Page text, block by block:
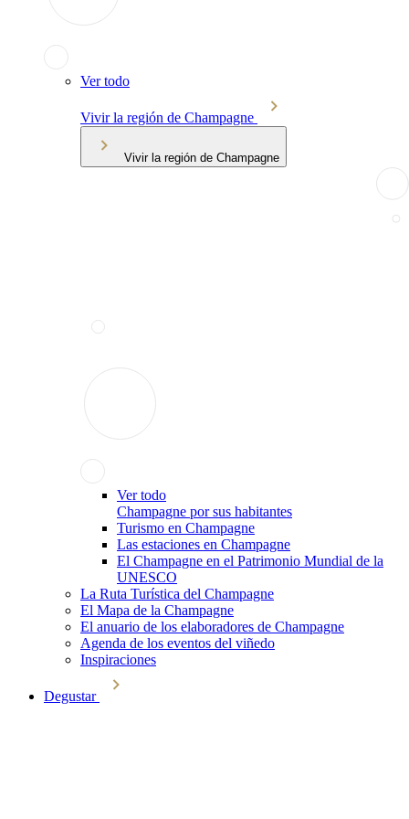
Ver todo
Vivir la región de Champagne
Vivir la región de Champagne
Ver todo
Champagne por sus habitantes
Turismo en Champagne
Las estaciones en Champagne
El Champagne en el Patrimonio Mundial de la
UNESCO
La Ruta Turística del Champagne
El Mapa de la Champagne
El anuario de los elaboradores de Champagne
Agenda de los eventos del viñedo
Inspiraciones
Degustar